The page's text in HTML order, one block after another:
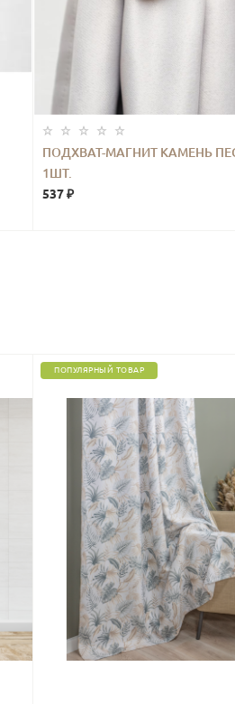
ПОДХВАТ-МАГНИТ КАМЕНЬ
1ШТ.
537 ₽
ПОПУЛЯРНЫЙ ТОВАР